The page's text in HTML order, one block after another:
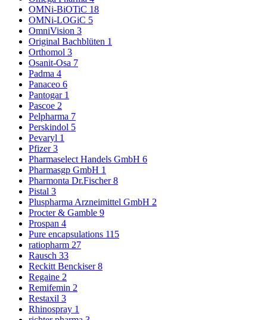
OMNi-BiOTiC 18
OMNi-LOGiC 5
OmniVision 3
Original Bachblüten 1
Orthomol 3
Osanit-Osa 7
Padma 4
Panaceo 6
Pantogar 1
Pascoe 2
Pelpharma 7
Perskindol 5
Pevaryl 1
Pfizer3
Pharmaselect Handels GmbH 6
Pharmasgp GmbH 1
Pharmonta Dr.Fischer8
Pistal 3
Pluspharma Arzneimittel GmbH 2
Procter & Gamble 9
Prospan 4
Pure encapsulations 115
ratiopharm 27
Rausch 33
Reckitt Benckiser8
Regaine 2
Remifemin 2
Restaxil 3
Rhinospray 1